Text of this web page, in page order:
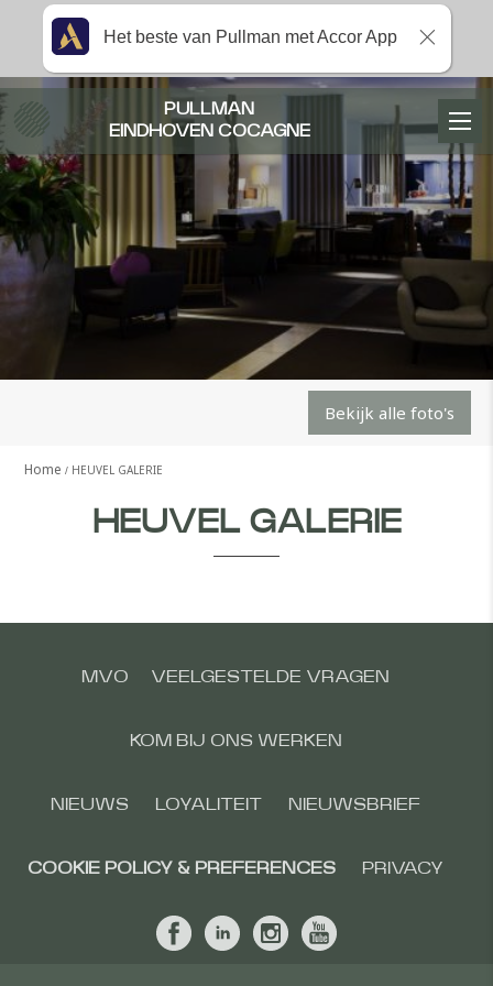
Bekijk alle foto's
Home HEUVEL GALERIE
HEUVEL GALERIE
MVO VEELGESTELDE VRAGEN
KOM BIJ ONS WERKEN
NIEUWS LOYALITEIT NIEUWSBRIEF
COOKIE POLICY & PREFERENCES PRIVACY
PULLMAN
EINDHOVEN COCAGNE
Het beste van Pullman met Accor App